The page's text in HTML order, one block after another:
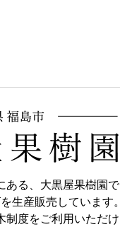
ある、大黒屋果樹園で
生産販売しています。
制度をご利用いただけ